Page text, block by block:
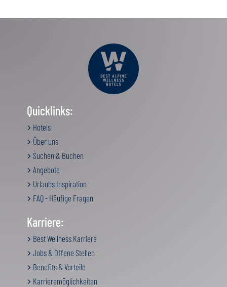
Quicklinks:
Hotels
Über uns
Suchen & Buchen
Angebote
Urlaubs Inspiration
FAQ - Häufige Fragen
Karriere:
Best Wellness Karriere
Jobs & Offene Stellen
Benefits & Vorteile
Karrieremöglichkeiten